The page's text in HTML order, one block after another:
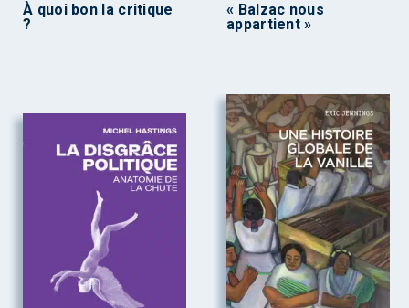
À quoi bon la critique
?
« Balzac nous
appartient »